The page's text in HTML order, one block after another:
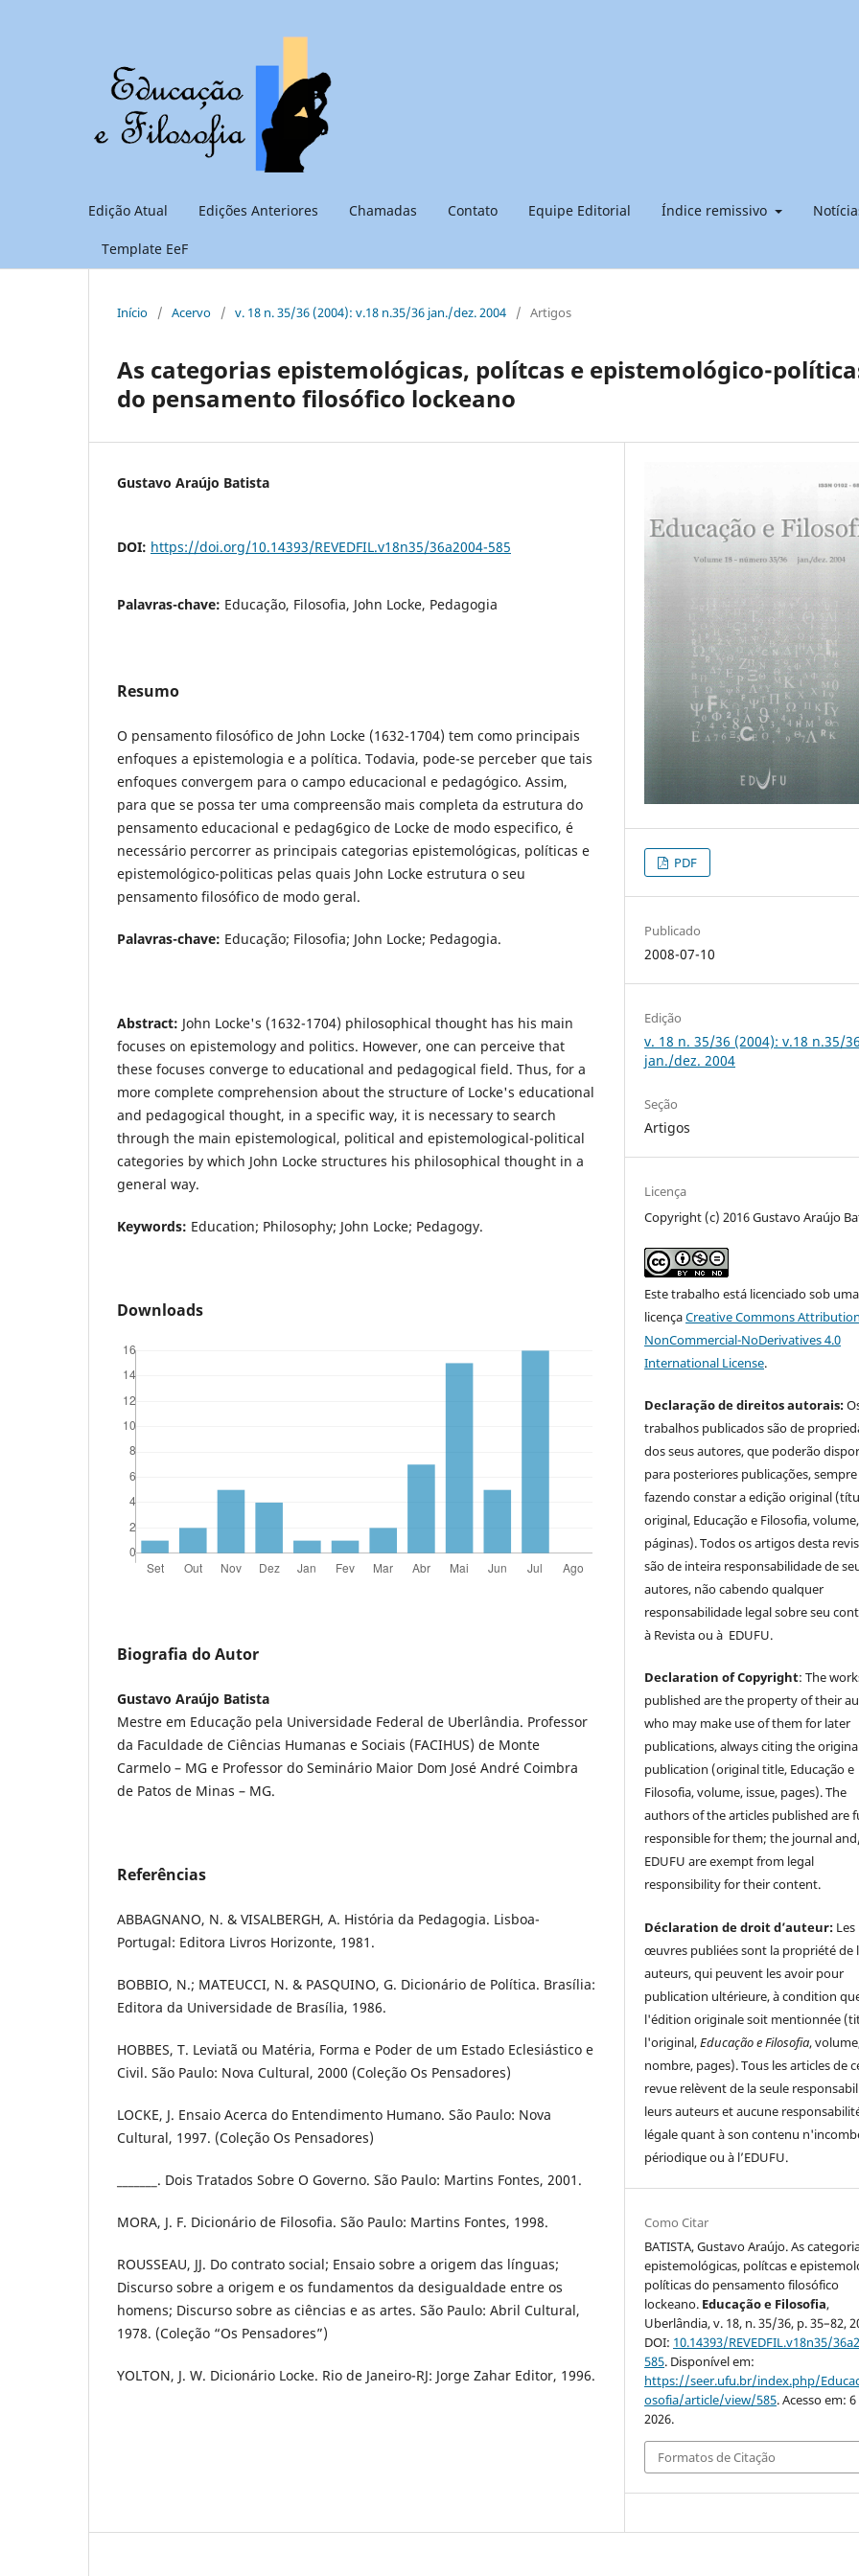
Edição Atual Edições Anteriores Chamadas Contato Equipe Editorial Índice remissivo
Template EeF
Início / Acervo / v. 18 n. 35/36 (2004): v.18 n.35/36 jan./dez. 2004 / Artigos
As categorias epistemológicas, polítcas e epistemológico-
do pensamento filosófico lockeano
Gustavo Araújo Batista
DOI: https://doi.org/10.14393/REVEDFIL.v18n35/36a2004-585
Palavras-chave: Educação, Filosofia, John Locke, Pedagogia
Resumo
O pensamento filosófico de John Locke (1632-1704) tem como principais
enfoques a epistemologia e a política. Todavia, pode-se perceber que tais
enfoques convergem para o campo educacional e pedagógico. Assim,
para que se possa ter uma compreensão mais completa da estrutura do
pensamento educacional e pedag6gico de Locke de modo especifico, é
necessário percorrer as principais categorias epistemológicas, políticas e
epistemológico-politicas pelas quais John Locke estrutura o seu
pensamento filosófico de modo geral.
Palavras-chave: Educação; Filosofia; John Locke; Pedagogia.
Abstract: John Locke's (1632-1704) philosophical thought has his main
focuses on epistemology and politics. However, one can perceive that
these focuses converge to educational and pedagogical field. Thus, for a
more complete comprehension about the structure of Locke's educational
and pedagogical thought, in a specific way, it is necessary to search
through the main epistemological, political and epistemological-political
categories by which John Locke structures his philosophical thought in a
general way.
Keywords: Education; Philosophy; John Locke; Pedagogy.
Downloads
Biografia do Autor
Gustavo Araújo Batista
Mestre em Educação pela Universidade Federal de Uberlândia. Professor
da Faculdade de Ciências Humanas e Sociais (FACIHUS) de Monte
Carmelo – MG e Professor do Seminário Maior Dom José André Coimbra
de Patos de Minas – MG.
Referências
ABBAGNANO, N. & VISALBERGH, A. História da Pedagogia. Lisboa-
Portugal: Editora Livros Horizonte, 1981.
BOBBIO, N.; MATEUCCI, N. & PASQUINO, G. Dicionário de Política. Brasília:
Editora da Universidade de Brasília, 1986.
HOBBES, T. Leviatã ou Matéria, Forma e Poder de um Estado Eclesiástico e
Civil. São Paulo: Nova Cultural, 2000 (Coleção Os Pensadores)
LOCKE, J. Ensaio Acerca do Entendimento Humano. São Paulo: Nova
Cultural, 1997. (Coleção Os Pensadores)
_______. Dois Tratados Sobre O Governo. São Paulo: Martins Fontes, 2001.
MORA, J. F. Dicionário de Filosofia. São Paulo: Martins Fontes, 1998.
ROUSSEAU, JJ. Do contrato social; Ensaio sobre a origem das línguas;
Discurso sobre a origem e os fundamentos da desigualdade entre os
homens; Discurso sobre as ciências e as artes. São Paulo: Abril Cultural,
1978. (Coleção “Os Pensadores”)
YOLTON, J. W. Dicionário Locke. Rio de Janeiro-RJ: Jorge Zahar Editor, 1996.
PDF
Publicado
2008-07-10
Edição
v. 18 n. 35/36 (2004): v.18 n.35/36
jan./dez. 2004
Seção
Artigos
Licença
Copyright (c) 2016 Gustavo Araújo
Este trabalho está licenciado sob uma
licençaCreative Commons
NonCommercial-NoDerivatives 4.0
International License.
Declaração de direitos autorais:
trabalhos publicados são de
dos seus autores, que poderão
para posteriores publicações, sempre
fazendo constar a edição original
original, Educação e Filosofia,
páginas). Todos os artigos desta
são de inteira responsabilidade de
autores, não cabendo qualquer
responsabilidade legal sobre seu
à Revista ou à EDUFU.
Declaration of Copyright: The
published are the property of their
who may make use of them for later
publications, always citing the
publication (original title, Educação e
Filosofia, volume, issue, pages). The
authors of the articles published are
responsible for them; the journal
EDUFU are exempt from legal
responsibility for their content.
Déclaration de droit d’auteur: Les
œuvres publiées sont la propriété de
auteurs, qui peuvent les avoir pour
publication ultérieure, à condition
l'édition originale soit mentionnée
l'original,Educação e Filosofia,
nombre, pages). Tous les articles de
revue relèvent de la seule
leurs auteurs et aucune
légale quant à son contenu
périodique ou à l’EDUFU.
Como Citar
BATISTA, Gustavo Araújo. As
epistemológicas, polítcas e
políticas do pensamento filosófico
lockeano. Educação e Filosofia,
Uberlândia, v. 18, n. 35/36, p. 35–82,
DOI: 10.14393/REVEDFIL.v18n35/
585. Disponível em:
https://seer.ufu.br/index.php/
osofia/article/view/585. Acesso em:
2026.
Formatos de Citação